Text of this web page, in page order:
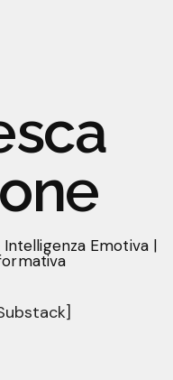
Emotiva |